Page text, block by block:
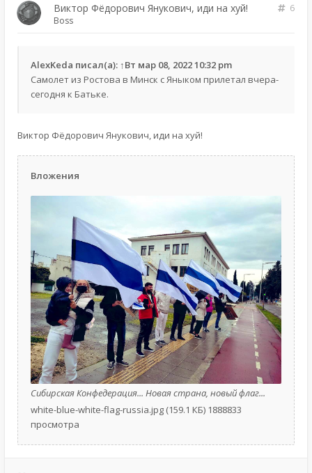
Виктор Фёдорович Янукович, иди на хуй!
6
Boss
AlexKeda писал(а): ↑Вт мар 08, 2022 10:32 pm
Самолет из Ростова в Минск с Яныком прилетал вчера-
сегодня к Батьке.
Виктор Фёдорович Янукович, иди на хуй!
Вложения
Сибирская Конфедерация... Новая страна, новый флаг...
white-blue-white-flag-russia.jpg (159.1 КБ) 1888833
просмотра